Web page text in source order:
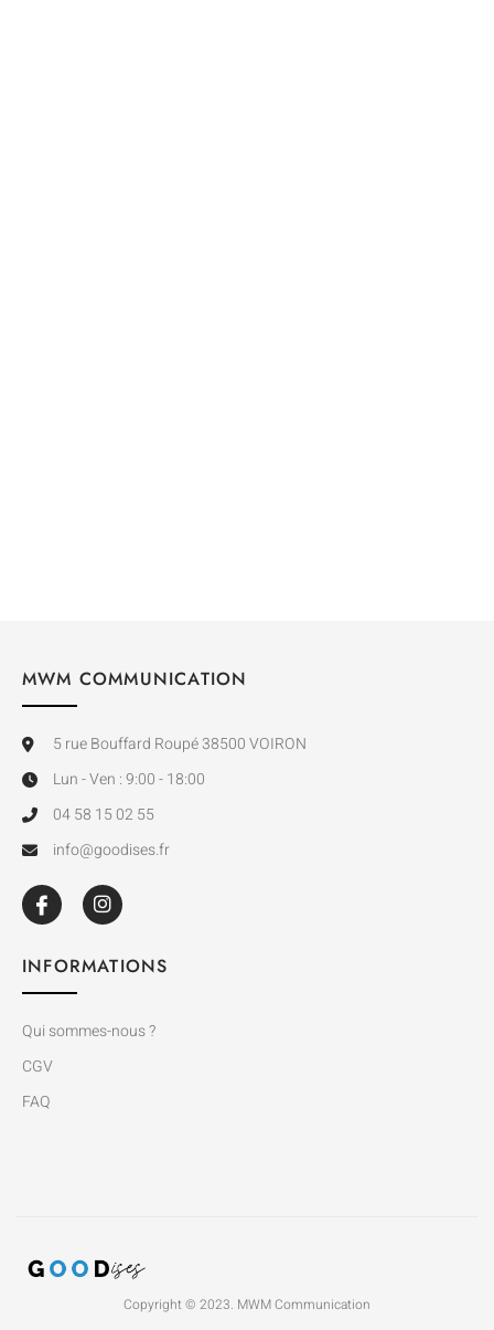
MWM COMMUNICATION
5 rue Bouffard Roupé 38500 VOIRON
Lun - Ven : 9:00 - 18:00
04 58 15 02 55
info@goodises.fr
INFORMATIONS
Qui sommes-nous ?
CGV
FAQ
Copyright © 2023. MWM Communication